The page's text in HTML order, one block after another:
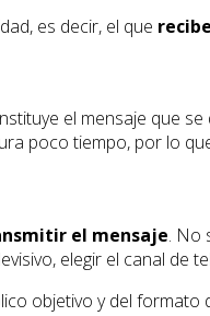
es decir, el que
el mensaje que
poco tiempo, por lo
el mensaje. No
elegir el canal de
objetivo y del